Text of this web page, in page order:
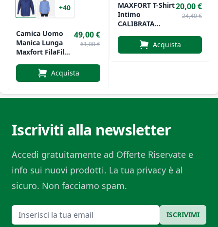
+40
Camica Uomo
Manica Lunga
Maxfort FilaFil
49,00 €
61,00 €
Acquista
MAXFORT T-Shirt
Intimo
CALIBRATA
Taglie Forti
20,00 €
24,40 €
Acquista
Iscriviti alla newsletter
Accedi gratuitamente ad Offerte Riservate e
info sui nuovi prodotti. La tua privacy è al
sicuro. Non facciamo spam.
Email ISCRIVIMI